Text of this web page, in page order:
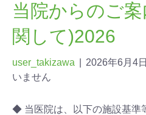
当院からのご
関して)2026
user_takizawa 2026年6月4日
いません
◆ 当医院は、以下の施設基準